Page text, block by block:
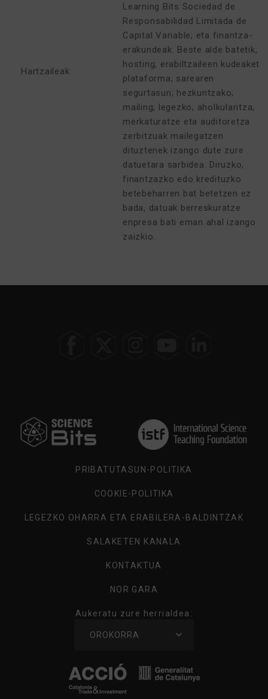
Hartzaileak
Learning Bits Sociedad de
Responsabilidad Limitada de
Capital Variable; eta finantza-
erakundeak. Beste alde batetik,
hosting; erabiltzaileen kudeaketa
plataforma; sarearen
segurtasun; hezkuntzako;
mailing; legezko; aholkularitza;
merkaturatze eta auditoretza
zerbitzuak mailegatzen
dituztenek izango dute zure
datuetara sarbidea. Diruzko,
finantzazko edo kredituzko
betebeharren bat betetzen ez
bada, datuak berreskuratze
enpresa bati eman ahal izango
zaizkio.
PRIBATUTASUN-POLITIKA
COOKIE-POLITIKA
LEGEZKO OHARRA ETA ERABILERA-BALDINTZAK
SALAKETEN KANALA
KONTAKTUA
NOR GARA
Aukeratu zure herrialdea:
AUKERATU
ZURE
HERRIALDEA
OROKORRA
ZURE